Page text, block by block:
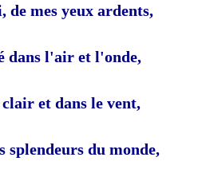
de mes yeux ardents,
dans l'air et l'onde,
et dans le vent,
splendeurs du monde,